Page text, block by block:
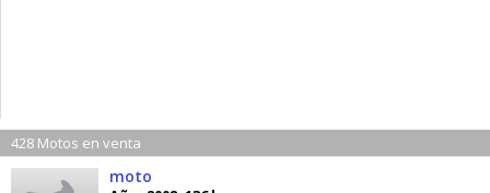
428 Motos en venta
moto